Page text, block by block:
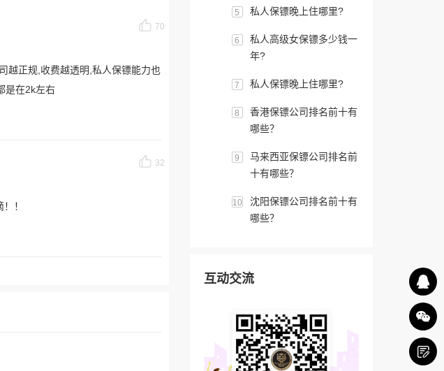
70
越正规,收费越透明,私人保镖能力也
是在2k左右
32
！
5 私人保镖晚上住哪里?
6
私人高级女保镖多少钱一
年?
7 私人保镖晚上住哪里?
8
香港保镖公司排名前十有
哪些？
9
马来西亚保镖公司排名前
十有哪些？
10
沈阳保镖公司排名前十有
哪些？
互动交流